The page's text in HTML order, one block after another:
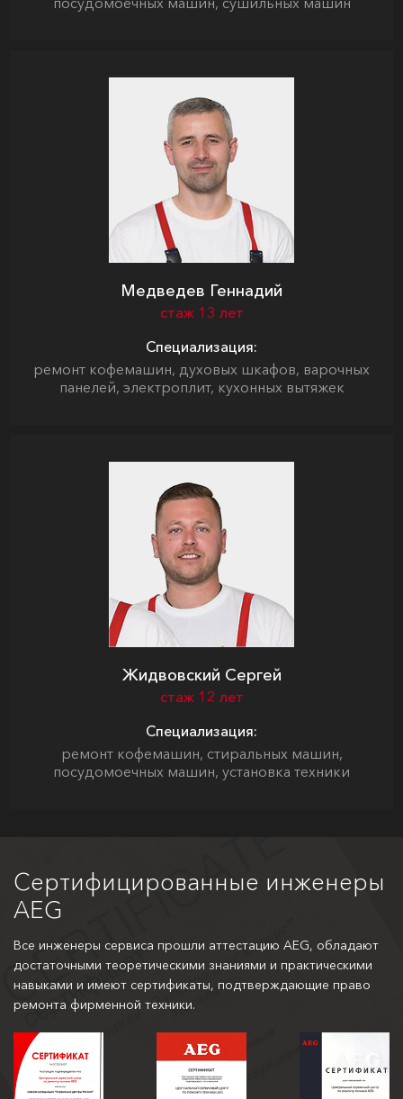
Медведев Геннадий
стаж 13 лет
Специализация:
ремонт кофемашин, духовых шкафов, варочных
панелей, электроплит, кухонных вытяжек
Жидвовский Сергей
стаж 12 лет
Специализация:
ремонт кофемашин, стиральных машин,
посудомоечных машин, установка техники
Сертифицированные инженеры
AEG
Все инженеры сервиса прошли аттестацию AEG, обладают
достаточными теоретическими знаниями и практическими
навыками и имеют сертификаты, подтверждающие право
ремонта фирменной техники.